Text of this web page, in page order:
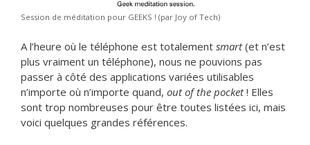
Session de méditation pour GEEKS ! (par Joy of Tech)
A l’heure où le téléphone est totalement smart(et n’est
plus vraiment un téléphone), nous ne pouvions pas
passer à côté des applications variées utilisables
n’importe où n’importe quand, out of the pocket! Elles
sont trop nombreuses pour être toutes listées ici, mais
voici quelques grandes références.